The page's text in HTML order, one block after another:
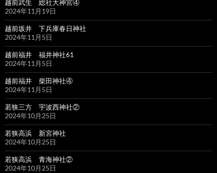
越前武生 総社大神宮④
2024年11月19日
越前坂井 下兵庫春日神社
2024年11月5日
越前福井 福井神社61
2024年11月5日
越前福井 柴田神社④
2024年11月5日
若狭三方 宇波西神社②
2024年10月25日
若狭高浜 新宮神社
2024年10月25日
若狭高浜 青海神社②
2024年10月25日